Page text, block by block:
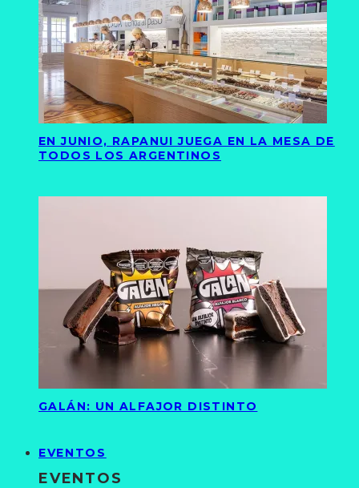
EN JUNIO, RAPANUI JUEGA EN LA MESA DE
TODOS LOS ARGENTINOS
GALÁN: UN ALFAJOR DISTINTO
EVENTOS
EVENTOS